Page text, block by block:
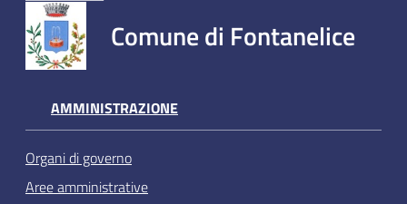
Comune di Fontanelice
AMMINISTRAZIONE
Organi di governo
Aree amministrative